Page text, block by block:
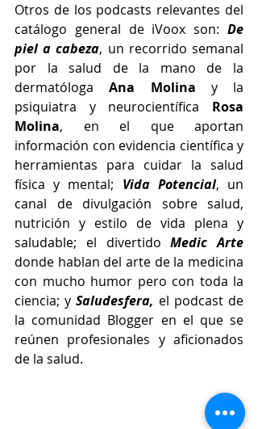
Otros de los podcasts relevantes del
catálogo general de iVoox son: De
piel a cabeza, un recorrido semanal
por la salud de la mano de la
dermatóloga Ana Molina y la
psiquiatra y neurocientífica Rosa
Molina, en el que aportan
información con evidencia científica y
herramientas para cuidar la salud
física y mental; Vida Potencial, un
canal de divulgación sobre salud,
nutrición y estilo de vida plena y
saludable; el divertido Medic Arte
donde hablan del arte de la medicina
con mucho humor pero con toda la
ciencia; y Saludesfera, el podcast de
la comunidad Blogger en el que se
reúnen profesionales y aficionados
de la salud.
#Díade
#OMS